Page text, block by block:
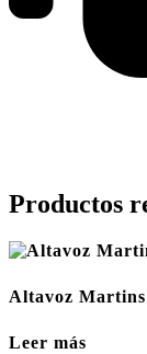
Productos
Altavoz Martins
Leer más